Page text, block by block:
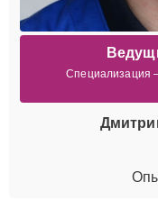
Специализация